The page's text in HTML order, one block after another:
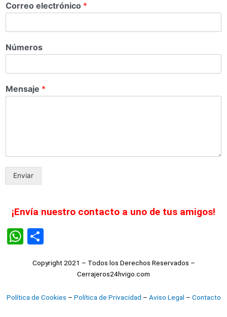
Correo electrónico *
Números
Mensaje *
Enviar
¡Envía nuestro contacto a uno de tus amigos!
WhatsApp
Copyright 2021 – Todos los Derechos Reservados –
Cerrajeros24hvigo.com
Política de Cookies – Política de Privacidad – Aviso Legal – Contacto